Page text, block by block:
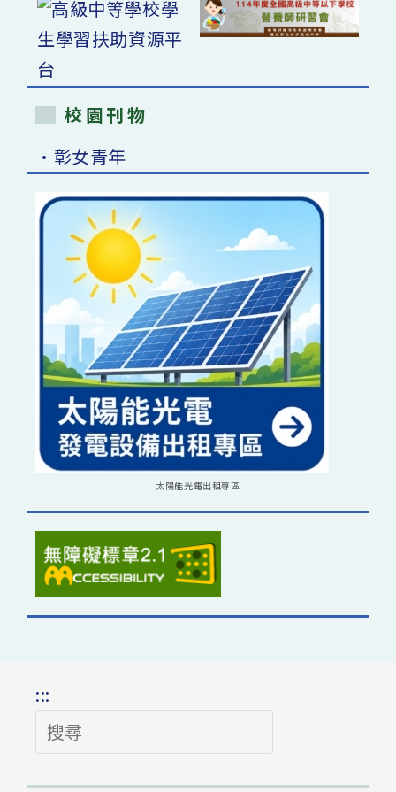
校園刊物
•彰女青年
太陽能光電出租專區
:::
搜
尋